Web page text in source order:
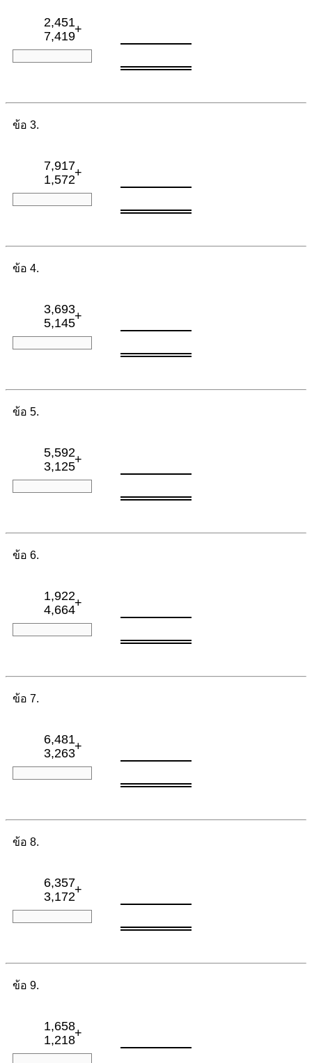
2,451
+
7,419
ข้อ 3.
7,917
+
1,572
ข้อ 4.
3,693
+
5,145
ข้อ 5.
5,592
+
3,125
ข้อ 6.
1,922
+
4,664
ข้อ 7.
6,481
+
3,263
ข้อ 8.
6,357
+
3,172
ข้อ 9.
1,658
+
1,218